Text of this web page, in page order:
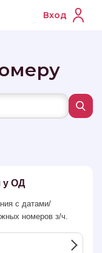
Вход
у ОД
с датами/
номеров з/ч.